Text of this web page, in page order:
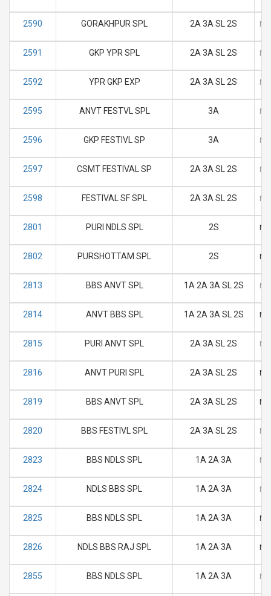
2590 GORAKHPUR SPL 2A 3A SL 2S M
2591 GKP YPR SPL 2A 3A SL 2S M
2592 YPR GKP EXP 2A 3A SL 2S M
2595 ANVT FESTVL SPL 3A M
2596 GKP FESTIVL SP 3A M
2597 CSMT FESTIVAL SP 2A 3A SL 2S M
2598 FESTIVAL SF SPL 2A 3A SL 2S M
2801 PURI NDLS SPL 2S M
2802 PURSHOTTAM SPL 2S M
2813 BBS ANVT SPL 1A 2A 3A SL 2S M
2814 ANVT BBS SPL 1A 2A 3A SL 2S M
2815 PURI ANVT SPL 2A 3A SL 2S M
2816 ANVT PURI SPL 2A 3A SL 2S M
2819 BBS ANVT SPL 2A 3A SL 2S M
2820 BBS FESTIVL SPL 2A 3A SL 2S M
2823 BBS NDLS SPL 1A 2A 3A M
2824 NDLS BBS SPL 1A 2A 3A M
2825 BBS NDLS SPL 1A 2A 3A M
2826 NDLS BBS RAJ SPL 1A 2A 3A M
2855 BBS NDLS SPL 1A 2A 3A M